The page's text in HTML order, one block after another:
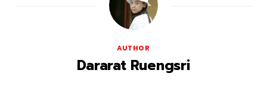
AUTHOR
Dararat Ruengsri